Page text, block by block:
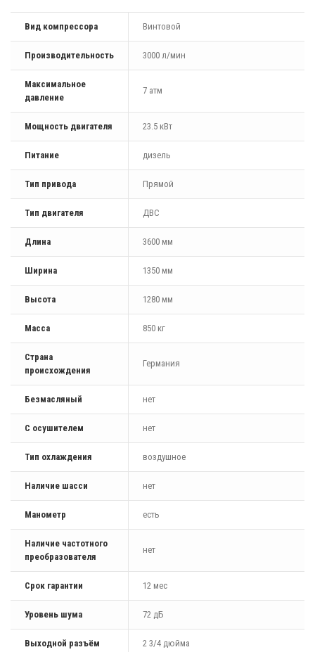
Вид компрессора Винтовой
Производительность 3000 л/мин
Максимальное
давление
7 атм
Мощность двигателя 23.5 кВт
Питание дизель
Тип привода Прямой
Тип двигателя ДВС
Длина 3600 мм
Ширина 1350 мм
Высота 1280 мм
Масса 850 кг
Страна
происхождения
Германия
Безмасляный нет
С осушителем нет
Тип охлаждения воздушное
Наличие шасси нет
Манометр есть
Наличие частотного
преобразователя
нет
Срок гарантии 12 мес
Уровень шума 72 дБ
Выходной разъём 2 3/4 дюйма